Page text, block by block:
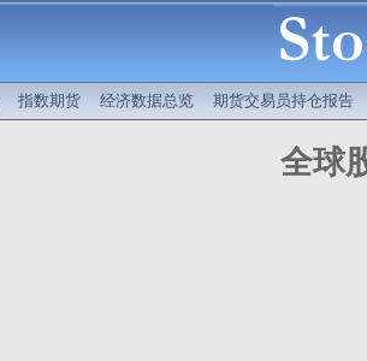
指数期货 经济数据总览 期货交易员持仓报告
全球